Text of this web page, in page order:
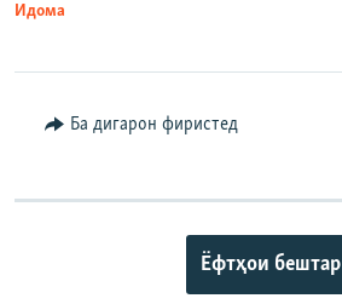
Идома
Ба дигарон фиристед
Ёфтҳои бештар